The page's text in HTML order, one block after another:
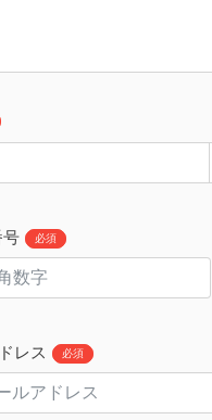
号 必須
レス 必須